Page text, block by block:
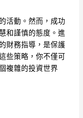
活動。然而，成功
和謹慎的態度。進
財務指導，是保護
些策略，你不僅可
複雜的投資世界